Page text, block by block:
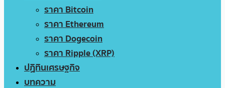
ราคา Bitcoin
ราคา Ethereum
ราคา Dogecoin
ราคา Ripple (XRP)
ปฏิทินเศรษฐกิจ
บทความ